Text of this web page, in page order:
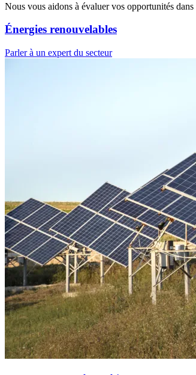
Nous vous aidons à évaluer vos opportunités
Énergies renouvelables
Parler à un expert du secteur